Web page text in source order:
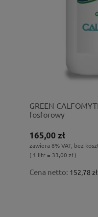
GREEN
fosforowy
165,00 zł
zawiera 8% VAT, bez
( 1 litr = 33,00 zł )
Cena netto: 152,78 zł